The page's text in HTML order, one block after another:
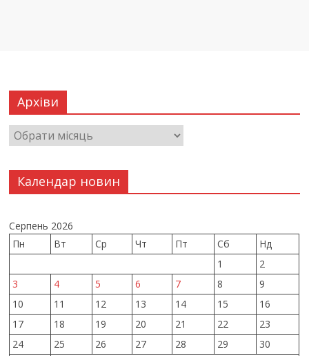
Архіви
Календар новин
Серпень 2026
Пн
Вт Ср Чт Пт Сб
Нд
1
2
3
4 5 6 7 8
9
10
11 12 13 14 15
16
17
18 19 20 21 22
23
24
25 26 27 28 29
30